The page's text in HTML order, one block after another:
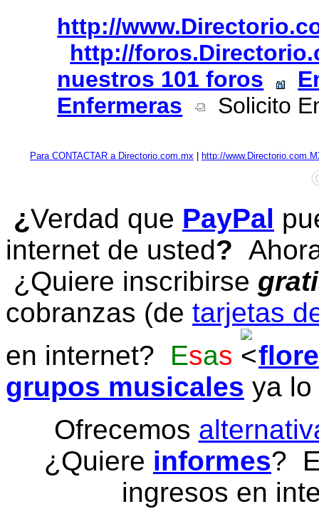
http://
http://
nuestros 101 foros
Enfermeras
Solicito
Para CONTACTAR a Directorio.com.mx http://
¿Verdad que PayPal
internet de usted?
¿Quiere inscribirse
cobranzas (de tarjetas
en internet? Esas
grupos musicales ya
Ofrecemos
¿Quiere informes?
ingresos en